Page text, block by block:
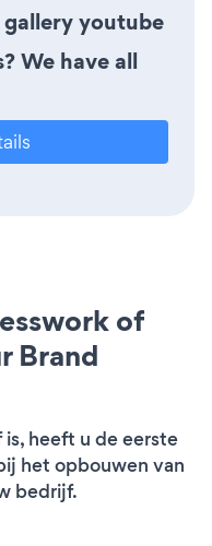
youtube
We have all
of
Brand
heeft u de eerste
het opbouwen van
bedrijf.